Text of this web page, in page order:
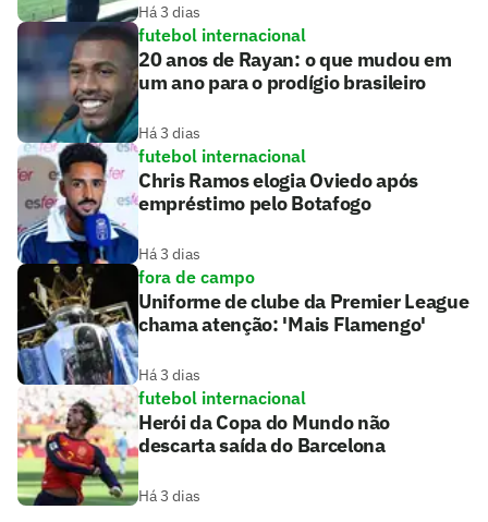
Há 3 dias
futebol internacional
20 anos de Rayan: o que mudou em
um ano para o prodígio brasileiro
Há 3 dias
futebol internacional
Chris Ramos elogia Oviedo após
empréstimo pelo Botafogo
Há 3 dias
fora de campo
Uniforme de clube da Premier League
chama atenção: 'Mais Flamengo'
Há 3 dias
futebol internacional
Herói da Copa do Mundo não
descarta saída do Barcelona
Há 3 dias